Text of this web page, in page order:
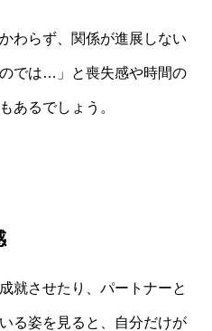
わらず、関係が進展しない
では…」と喪失感や時間の
あるでしょう。
就させたり、パートナーと
る姿を見ると、自分だけが